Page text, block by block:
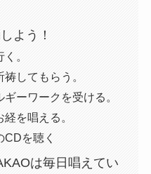
よう！
。
してもらう。
ーワークを受ける。
を唱える。
CDを聴く
は毎日唱えてい